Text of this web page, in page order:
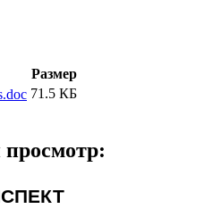
Размер
71.5 КБ